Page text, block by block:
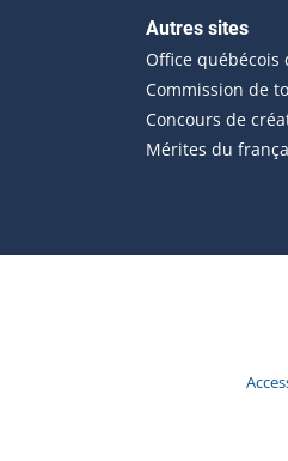
Autres sites
Office québécois
Commission de
Concours de
Mérites du